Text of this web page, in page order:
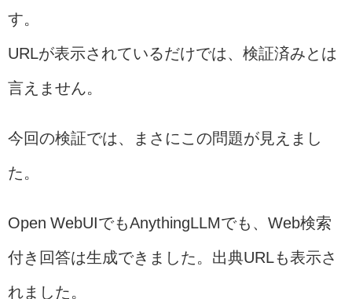
す。
URLが表示されているだけでは、検証済みとは
言えません。
今回の検証では、まさにこの問題が見えまし
た。
Open WebUIでもAnythingLLMでも、Web検索
付き回答は生成できました。出典URLも表示さ
れました。